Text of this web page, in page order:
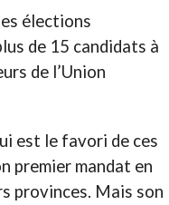
élections
de 15 candidats à
de l’Union
est le favori de ces
premier mandat en
provinces. Mais son